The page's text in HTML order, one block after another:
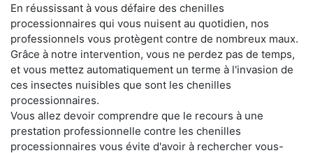
En réussissant à vous défaire des chenilles
processionnaires qui vous nuisent au quotidien, nos
professionnels vous protègent contre de nombreux maux.
Grâce à notre intervention, vous ne perdez pas de temps,
et vous mettez automatiquement un terme à l'invasion de
ces insectes nuisibles que sont les chenilles
processionnaires.
Vous allez devoir comprendre que le recours à une
prestation professionnelle contre les chenilles
processionnaires vous évite d'avoir à rechercher vous-